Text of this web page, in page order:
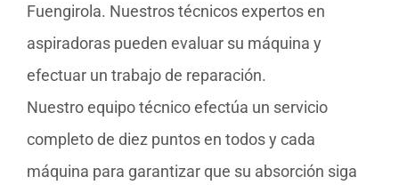
Fuengirola. Nuestros técnicos expertos en
aspiradoras pueden evaluar su máquina y
efectuar un trabajo de reparación.
Nuestro equipo técnico efectúa un servicio
completo de diez puntos en todos y cada
máquina para garantizar que su absorción siga